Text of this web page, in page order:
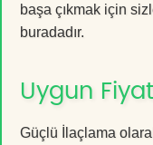
başa çıkmak için
buradadır.
Uygun
Güçlü İlaçlama